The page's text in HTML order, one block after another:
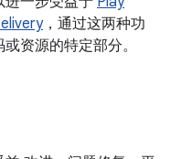
，通过这两种功
资源的特定部分。